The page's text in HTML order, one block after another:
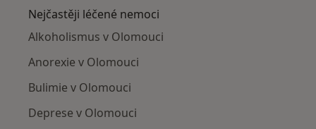
Nejčastěji léčené nemoci
Alkoholismus v Olomouci
Anorexie v Olomouci
Bulimie v Olomouci
Deprese v Olomouci